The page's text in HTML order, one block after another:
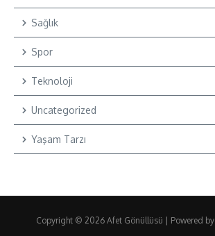
Sağlık
Spor
Teknoloji
Uncategorized
Yaşam Tarzı
Copyright © 2026 Afet Gönüllüsü | Powered by